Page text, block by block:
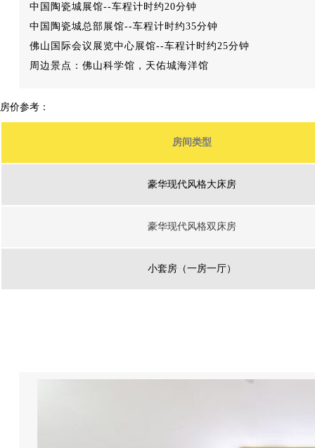
中国陶瓷城展馆--车程计时约20分钟
中国陶瓷城总部展馆--车程计时约35分钟
佛山国际会议展览中心展馆--车程计时约25分钟
周边景点：佛山科学馆，天佑城海洋馆
房价参考：
房间类型
豪华现代风格大床房
豪华现代风格双床房
小套房（一房一厅）